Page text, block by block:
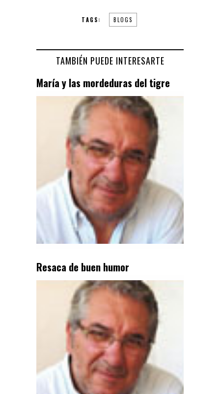
TAGS: BLOGS
TAMBIÉN PUEDE INTERESARTE
María y las mordeduras del tigre
Resaca de buen humor